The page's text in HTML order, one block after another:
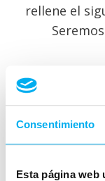
Consentimiento
Esta página web
rellene el